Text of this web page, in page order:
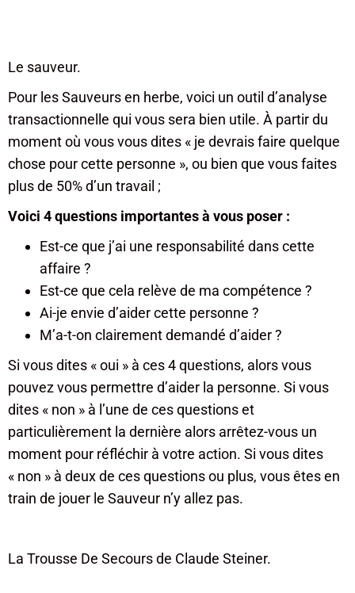
Le sauveur.
Pour les Sauveurs en herbe, voici un outil d’analyse
transactionnelle qui vous sera bien utile. À partir du
moment où vous vous dites « je devrais faire quelque
chose pour cette personne », ou bien que vous faites
plus de 50% d’un travail ;
Voici 4 questions importantes à vous poser :
Est-ce que j’ai une responsabilité dans cette
affaire ?
Est-ce que cela relève de ma compétence ?
Ai-je envie d’aider cette personne ?
M’a-t-on clairement demandé d’aider ?
Si vous dites « oui » à ces 4 questions, alors vous
pouvez vous permettre d’aider la personne. Si vous
dites « non » à l’une de ces questions et
particulièrement la dernière alors arrêtez-vous un
moment pour réfléchir à votre action. Si vous dites
« non » à deux de ces questions ou plus, vous êtes en
train de jouer le Sauveur n’y allez pas.
La Trousse De Secours de Claude Steiner.